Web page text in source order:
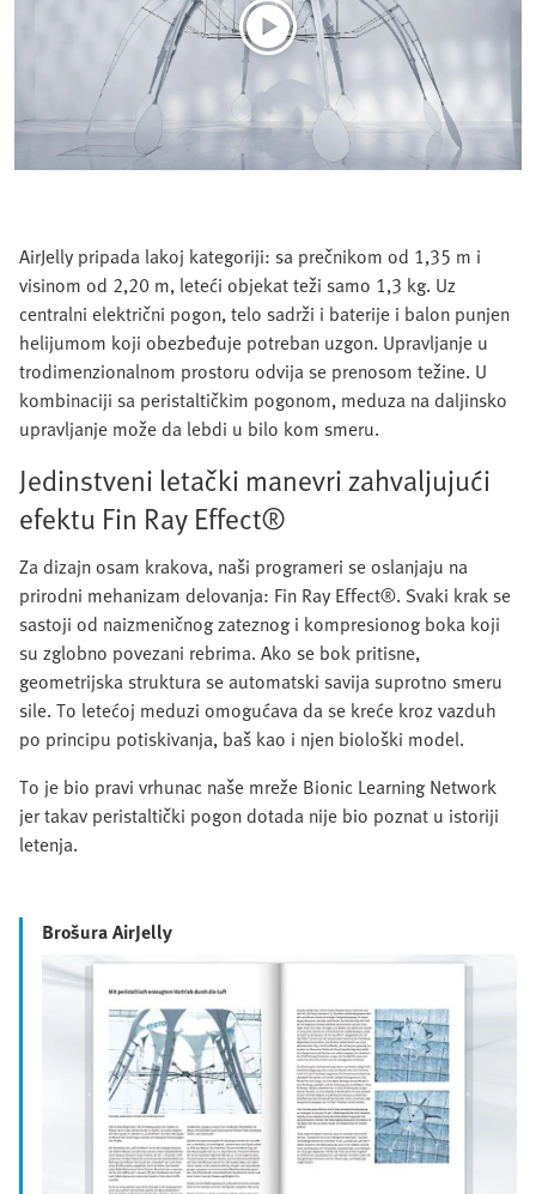
AirJelly pripada lakoj kategoriji: sa prečnikom od 1,35 m i
visinom od 2,20 m, leteći objekat teži samo 1,3 kg. Uz
centralni električni pogon, telo sadrži i baterije i balon punjen
helijumom koji obezbeđuje potreban uzgon. Upravljanje u
trodimenzionalnom prostoru odvija se prenosom težine. U
kombinaciji sa peristaltičkim pogonom, meduza na daljinsko
upravljanje može da lebdi u bilo kom smeru.
Jedinstveni letački manevri zahvaljujući
efektu Fin Ray Effect®
Za dizajn osam krakova, naši programeri se oslanjaju na
prirodni mehanizam delovanja: Fin Ray Effect®. Svaki krak se
sastoji od naizmeničnog zateznog i kompresionog boka koji
su zglobno povezani rebrima. Ako se bok pritisne,
geometrijska struktura se automatski savija suprotno smeru
sile. To letećoj meduzi omogućava da se kreće kroz vazduh
po principu potiskivanja, baš kao i njen biološki model.
To je bio pravi vrhunac naše mreže Bionic Learning Network
jer takav peristaltički pogon dotada nije bio poznat u istoriji
letenja.
Brošura AirJelly